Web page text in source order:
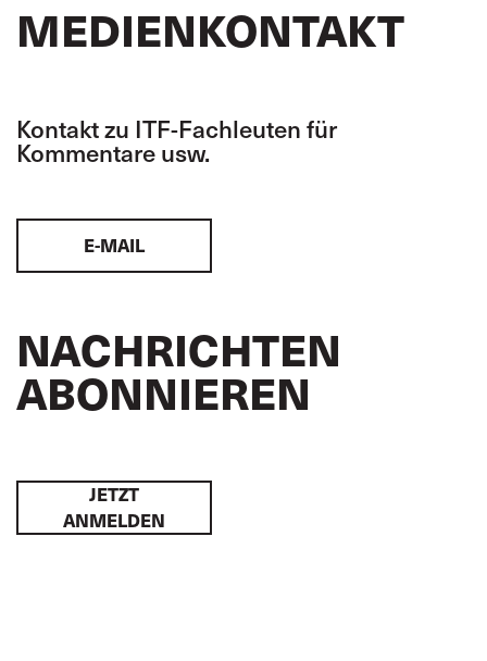
MEDIENKONTAKT
Kontakt zu ITF-Fachleuten für
Kommentare usw.
E-MAIL
NACHRICHTEN
ABONNIEREN
JETZT
ANMELDEN